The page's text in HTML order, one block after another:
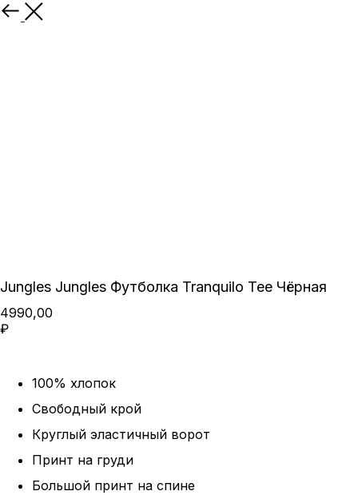
Назад
Jungles Jungles Футболка Tranquilo Tee Чёрная
4990,00
₽
100% хлопок
Свободный крой
Круглый эластичный ворот
Принт на груди
Большой принт на спине